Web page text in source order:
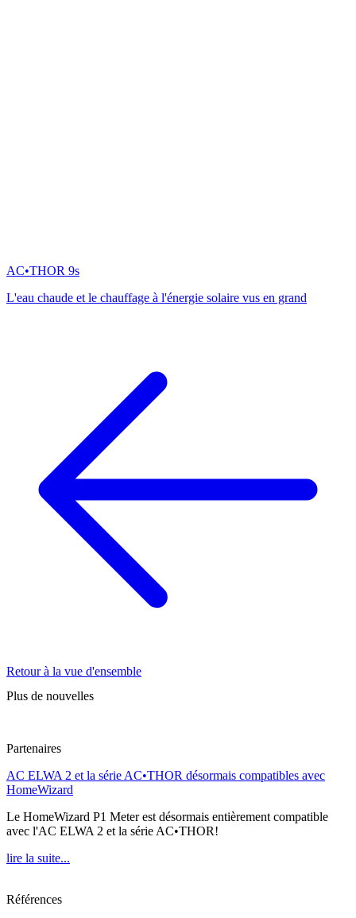
AC•THOR 9s
L'eau chaude et le chauffage à l'énergie solaire vus en grand
Retour à la vue d'ensemble
Plus de nouvelles
Partenaires
AC ELWA 2 et la série AC•THOR désormais compatibles avec
HomeWizard
Le HomeWizard P1 Meter est désormais entièrement compatible
avec l'AC ELWA 2 et la série AC•THOR!
lire la suite...
Références